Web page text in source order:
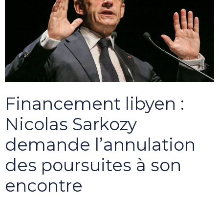
Financement libyen :
Nicolas Sarkozy
demande l’annulation
des poursuites à son
encontre